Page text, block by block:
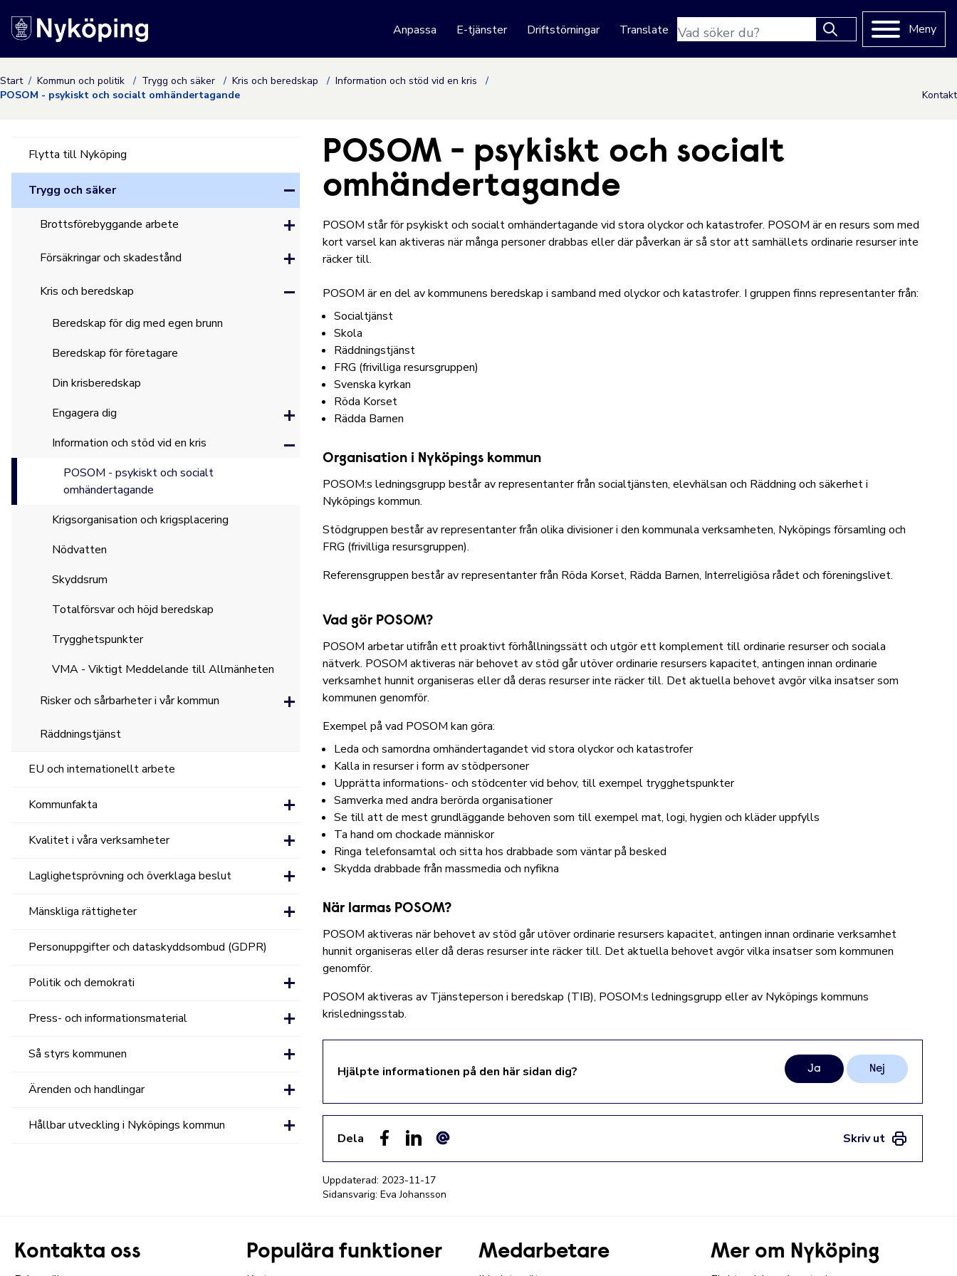
Hoppa till innehåll
Nyköpings kommuns webbplats
Anpassa E-tjänster Driftstörningar Translate
Sökfras
Meny
Start Kommun och politik Trygg och säker Kris och beredskap
Information och stöd vid en kris
POSOM - psykiskt och socialt omhändertagande
Kontakt
POSOM - psykiskt och socialt
omhändertagande
POSOM står för psykiskt och socialt omhändertagande vid stora olyckor och katastrofer. POSOM är en resurs som med
kort varsel kan aktiveras när många personer drabbas eller där påverkan är så stor att samhällets ordinarie resurser inte
räcker till.
POSOM är en del av kommunens beredskap i samband med olyckor och katastrofer. I gruppen finns representanter från:
Socialtjänst
Skola
Räddningstjänst
FRG (frivilliga resursgruppen)
Svenska kyrkan
Röda Korset
Rädda Barnen
Organisation i Nyköpings kommun
POSOM:s ledningsgrupp består av representanter från socialtjänsten, elevhälsan och Räddning och säkerhet i
Nyköpings kommun.
Stödgruppen består av representanter från olika divisioner i den kommunala verksamheten, Nyköpings församling och
FRG (frivilliga resursgruppen).
Referensgruppen består av representanter från Röda Korset, Rädda Barnen, Interreligiösa rådet och föreningslivet.
Vad gör POSOM?
POSOM arbetar utifrån ett proaktivt förhållningssätt och utgör ett komplement till ordinarie resurser och sociala
nätverk. POSOM aktiveras när behovet av stöd går utöver ordinarie resursers kapacitet, antingen innan ordinarie
verksamhet hunnit organiseras eller då deras resurser inte räcker till. Det aktuella behovet avgör vilka insatser som
kommunen genomför.
Exempel på vad POSOM kan göra:
Leda och samordna omhändertagandet vid stora olyckor och katastrofer
Kalla in resurser i form av stödpersoner
Upprätta informations- och stödcenter vid behov, till exempel trygghetspunkter
Samverka med andra berörda organisationer
Se till att de mest grundläggande behoven som till exempel mat, logi, hygien och kläder uppfylls
Ta hand om chockade människor
Ringa telefonsamtal och sitta hos drabbade som väntar på besked
Skydda drabbade från massmedia och nyfikna
När larmas POSOM?
POSOM aktiveras när behovet av stöd går utöver ordinarie resursers kapacitet, antingen innan ordinarie verksamhet
hunnit organiseras eller då deras resurser inte räcker till. Det aktuella behovet avgör vilka insatser som kommunen
genomför.
POSOM aktiveras av Tjänsteperson i beredskap (TIB), POSOM:s ledningsgrupp eller av Nyköpings kommuns
krisledningsstab.
Hjälpte informationen på den här sidan dig? Ja Nej
Dela
Skriv ut
Uppdaterad: 2023-11-17
Sidansvarig: Eva Johansson
Flytta till Nyköping
Trygg och säker
Brottsförebyggande arbete
Försäkringar och skadestånd
Kris och beredskap
Beredskap för dig med egen brunn
Beredskap för företagare
Din krisberedskap
Engagera dig
Information och stöd vid en kris
POSOM - psykiskt och socialt
omhändertagande
Krigsorganisation och krigsplacering
Nödvatten
Skyddsrum
Totalförsvar och höjd beredskap
Trygghetspunkter
VMA - Viktigt Meddelande till Allmänheten
Risker och sårbarheter i vår kommun
Räddningstjänst
EU och internationellt arbete
Kommunfakta
Kvalitet i våra verksamheter
Laglighetsprövning och överklaga beslut
Mänskliga rättigheter
Personuppgifter och dataskyddsombud (GDPR)
Politik och demokrati
Press- och informationsmaterial
Så styrs kommunen
Ärenden och handlingar
Hållbar utveckling i Nyköpings kommun
Kontakta oss Populära funktioner Medarbetare Mer om Nyköping